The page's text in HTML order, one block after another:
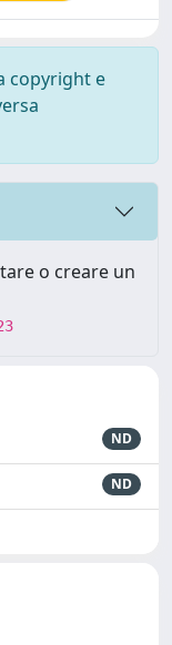
copyright e
o creare un
ND
ND